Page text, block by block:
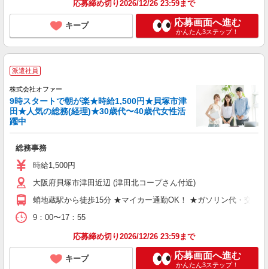
応募締め切り2026/12/26 23:59まで
キープ 応募画面へ進む
かんたん3ステップ！
派遣社員
株式会社オファー
9時スタートで朝が楽★時給1,500円★貝塚市津
田★人気の総務(経理)★30歳代〜40歳代女性活
躍中
総務事務
時給1,500円
大阪府貝塚市津田近辺 (津田北コープさん付近)
蛸地蔵駅から徒歩15分 ★マイカー通勤OK！ ★ガソリン代・交通
9：00〜17：55
応募締め切り2026/12/26 23:59まで
キープ 応募画面へ進む
かんたん3ステップ！